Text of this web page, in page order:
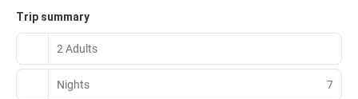
Trip summary
2 Adults
Nights 7